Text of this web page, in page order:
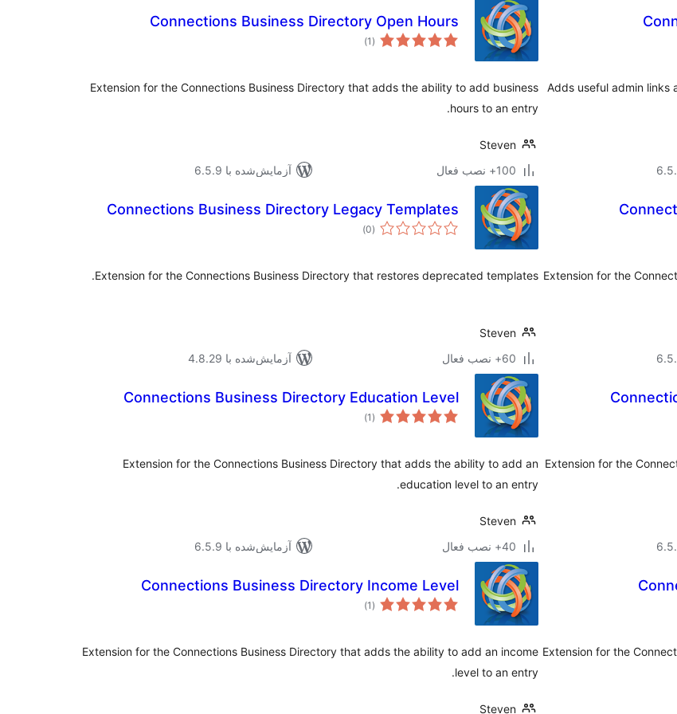
Adds useful admin links
Connections Business Directory Open Hours
(1 مجموع
امتیازها)
Extension for the Connections Business Directory that adds the ability to add business
hours to an entry.
Steven
100+ نصب فعال
آزمایش‌شده با 6.5.9
Extension for the
Connections Business Directory Legacy Templates
(0 مجموع
امتیازها
)
Extension for the Connections Business Directory that restores deprecated templates.
Steven
60+ نصب فعال
آزمایش‌شده با 4.8.29
Extension for the
Connections Business Directory Education Level
(1 مجموع
امتیازها)
Extension for the Connections Business Directory that adds the ability to add an
education level to an entry.
Steven
40+ نصب فعال
آزمایش‌شده با 6.5.9
Extension for the
Connections Business Directory Income Level
(1 مجموع
امتیازها)
Extension for the Connections Business Directory that adds the ability to add an income
level to an entry.
Steven